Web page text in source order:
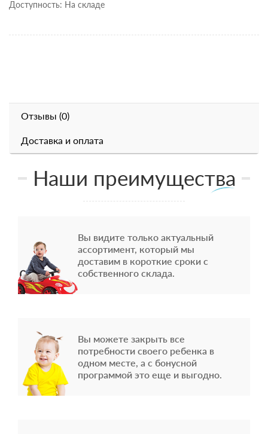
Доступность: На складе
Отзывы (0)
Доставка и оплата
Наши преимущества
Вы видите только актуальный
ассортимент, который мы
доставим в короткие сроки с
собственного склада.
Вы можете закрыть все
потребности своего ребенка в
одном месте, а с бонусной
программой это еще и выгодно.